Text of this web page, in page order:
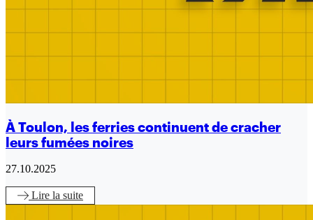
À Toulon, les ferries continuent de cracher
leurs fumées noires
27.10.2025
Lire la suite